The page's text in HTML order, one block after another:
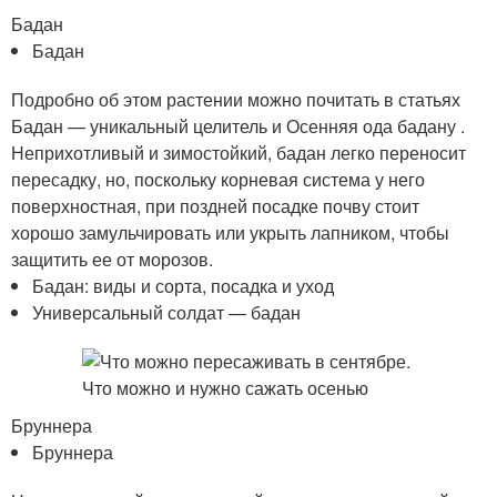
Бадан
Бадан
Подробно об этом растении можно почитать в статьях
Бадан — уникальный целитель и Осенняя ода бадану .
Неприхотливый и зимостойкий, бадан легко переносит
пересадку, но, поскольку корневая система у него
поверхностная, при поздней посадке почву стоит
хорошо замульчировать или укрыть лапником, чтобы
защитить ее от морозов.
Бадан: виды и сорта, посадка и уход
Универсальный солдат — бадан
Бруннера
Бруннера